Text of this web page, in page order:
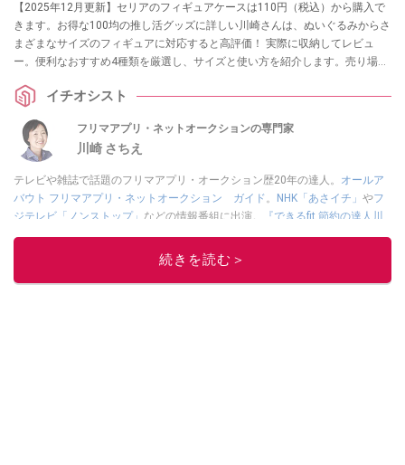
【2025年12月更新】セリアのフィギュアケースは110円（税込）から購入で
きます。お得な100均の推し活グッズに詳しい川崎さんは、ぬいぐるみからさ
まざまなサイズのフィギュアに対応すると高評価！ 実際に収納してレビュ
ー。便利なおすすめ4種類を厳選し、サイズと使い方を紹介します。売り場の
イチオシスト
フリマアプリ・ネットオークションの専門家
川崎 さちえ
テレビや雑誌で話題のフリマアプリ・オークション歴20年の達人。 オールア
バウト フリマアプリ・ネットオークション ガイド。 NHK「あさイチ」 やフ
ジテレビ「ノンストップ」 などの情報番組に出演。
『できるfit 節約の達人川
崎さちえのポイ活＋クーポン＋メルカリ スマホでおトク術』（インプレス
『「ゆる副業」のはじめかた メルカリ スマホ1つでスキマ時間に効率
ほか著書多数。ブログは
ぜ日記」。
続きを読む＞